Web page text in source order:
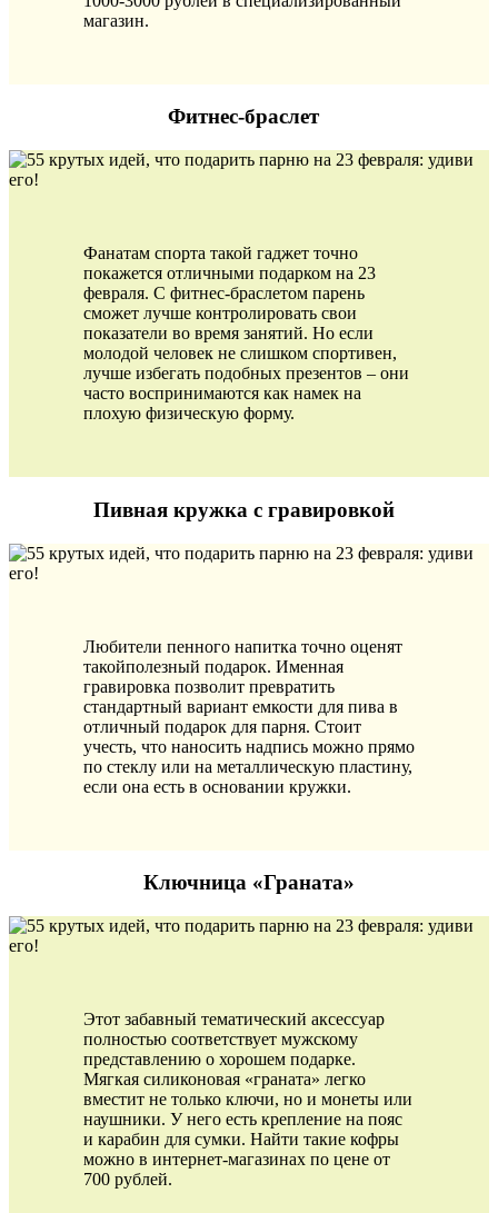
магазин.
Фитнес-браслет
Фанатам спорта такой гаджет точно
покажется отличными подарком на 23
февраля. С фитнес-браслетом парень
сможет лучше контролировать свои
показатели во время занятий. Но если
молодой человек не слишком спортивен,
лучше избегать подобных презентов – они
часто воспринимаются как намек на
плохую физическую форму.
Пивная кружка с гравировкой
Любители пенного напитка точно оценят
такойполезный подарок. Именная
гравировка позволит превратить
стандартный вариант емкости для пива в
отличный подарок для парня. Стоит
учесть, что наносить надпись можно прямо
по стеклу или на металлическую пластину,
если она есть в основании кружки.
Ключница «Граната»
Этот забавный тематический аксессуар
полностью соответствует мужскому
представлению о хорошем подарке.
Мягкая силиконовая «граната» легко
вместит не только ключи, но и монеты или
наушники. У него есть крепление на пояс
и карабин для сумки. Найти такие кофры
можно в интернет-магазинах по цене от
700 рублей.